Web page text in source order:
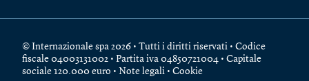
© Internazionale spa 2026 • Tutti i diritti riservati • Codice
fiscale 04003131002 • Partita iva 04850721004 • Capitale
sociale 120.000 euro • Note legali • Cookie